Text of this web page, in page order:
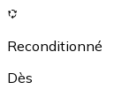
Reconditionné
Dès